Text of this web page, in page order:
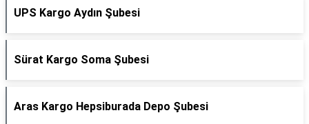
UPS Kargo Aydın Şubesi
Sürat Kargo Soma Şubesi
Aras Kargo Hepsiburada Depo Şubesi